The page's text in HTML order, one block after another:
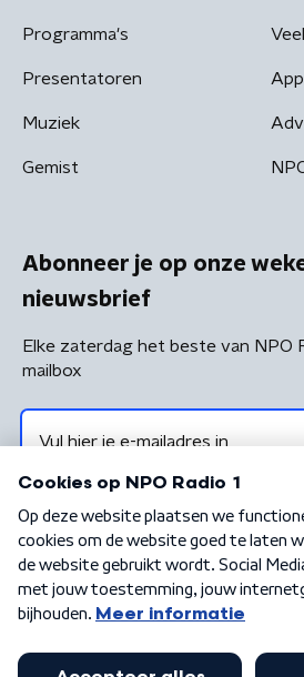
Programma's
Presentatoren
Muziek
Gemist
Abonneer je op onze
nieuwsbrief
Elke zaterdag het beste van NPO
mailbox
Algemene voorwaarden